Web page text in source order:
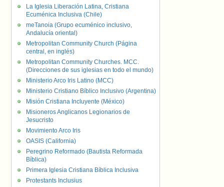
La Iglesia Liberación Latina, Cristiana
Ecuménica Inclusiva (Chile)
meTanoia (Grupo ecuménico inclusivo,
Andalucía oriental)
Metropolitan Community Church (Página
central, en inglés)
Metropolitan Community Churches. MCC.
(Direcciones de sus iglesias en todo el mundo)
Ministerio Arco Iris Latino (MCC)
Ministerio Cristiano Bíblico Inclusivo (Argentina)
Misión Cristiana Incluyente (México)
Misioneros Anglicanos Legionarios de
Jesucristo
Movimiento Arco Iris
OASIS (California)
Peregrino Reformado (Bautista Reformada
Bíblica)
Primera Iglesia Cristiana Bíblica Inclusiva
Protestants Inclusius